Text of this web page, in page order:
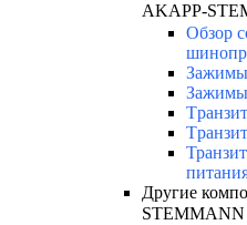
AKAPP-
Обзор
Зажимы
Зажимы
Другие
STEMMANN